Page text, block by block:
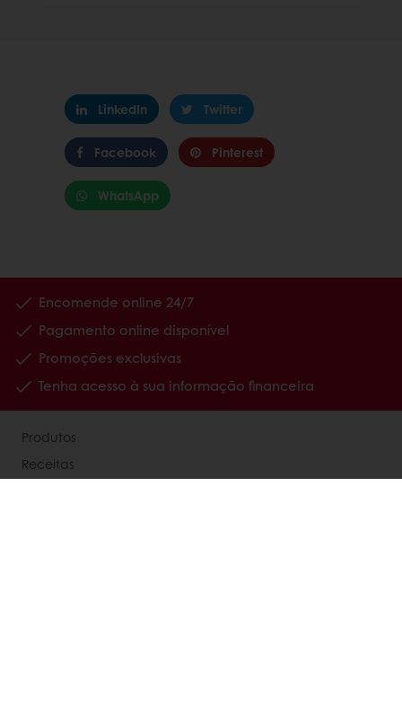
LinkedIn Twitter
Facebook Pinterest
WhatsApp
Encomende online 24/7
Pagamento online disponível
Promoções exclusivas
Tenha acesso à sua informação financeira
Produtos
Receitas